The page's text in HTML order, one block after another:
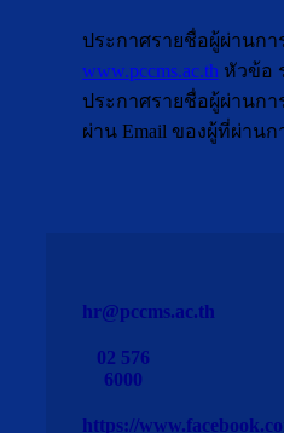
ประกาศรายชื่อผู้ผ่านกา
www.pccms.ac.th หัวข้อ
ประกาศรายชื่อผู้ผ่านกา
ผ่าน Email ของผู้ที่ผ่านก
hr@pccms.ac.th
02 576
6000
https://